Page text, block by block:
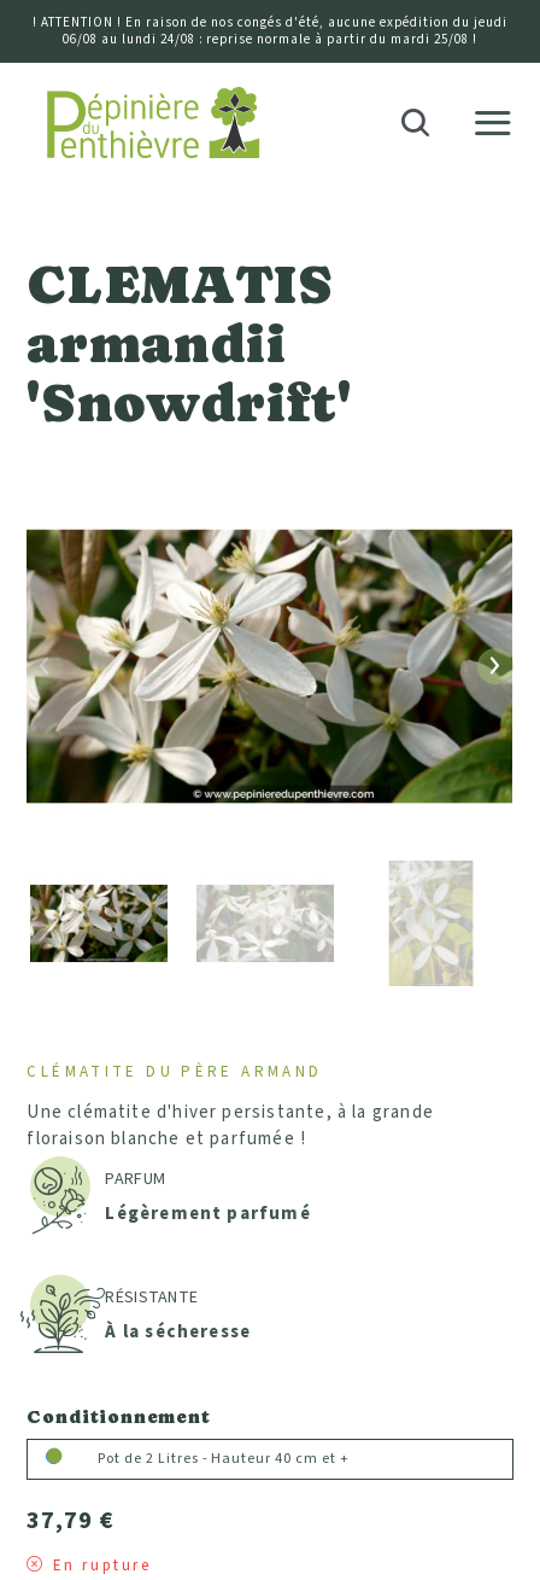
! ATTENTION ! En raison de nos congés d'été, aucune expédition du jeudi
06/08 au lundi 24/08 : reprise normale à partir du mardi 25/08 !
Accueil
Précédent
CLEMATIS
armandii
'Snowdrift'
CLÉMATITE DU PÈRE ARMAND
Une clématite d'hiver persistante, à la grande
floraison blanche et parfumée !
PARFUM
Légèrement parfumé
RÉSISTANTE
À la sécheresse
Conditionnement
Pot de 2 Litres - Hauteur 40 cm et +
37,79 €
En rupture